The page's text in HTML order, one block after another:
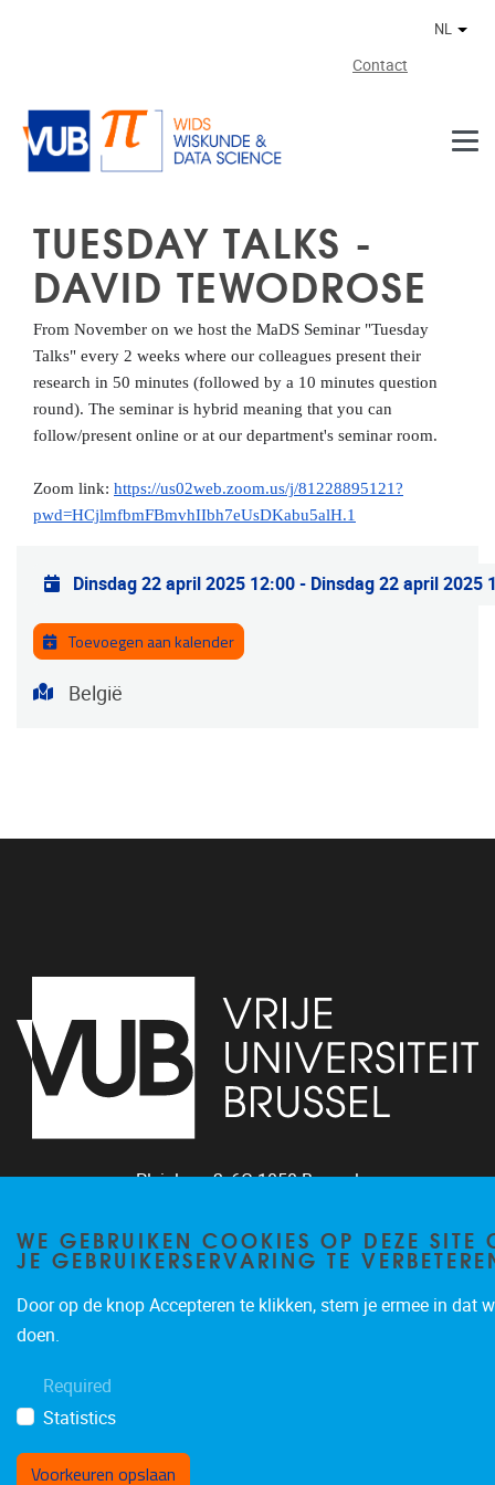
Contact
NL
TUESDAY TALKS -
DAVID TEWODROSE
From November on we host the MaDS Seminar "Tuesday
Talks" every 2 weeks where our colleagues present their
research in 50 minutes (followed by a 10 minutes question
round). The seminar is hybrid meaning that you can
follow/present online or at our department's seminar room.
Zoom link: https://us02web.zoom.us/j/81228895121?
pwd=HCjlmfbmFBmvhIIbh7eUsDKabu5alH.1
Praktische info
Dinsdag 22 april 2025 12:00- Dinsdag 22 april 2025
Toevoegen aan kalender
Adres
België
Pleinlaan 2, 6G 1050 Brussel
secretariaatWIDS@vub.be
WE GEBRUIKEN COOKIES OP DEZE SITE
JE GEBRUIKERSERVARING TE
Door op de knop Accepteren te klikken, stem je ermee in dat
doen.
Required
Statistics
Voorkeuren opslaan